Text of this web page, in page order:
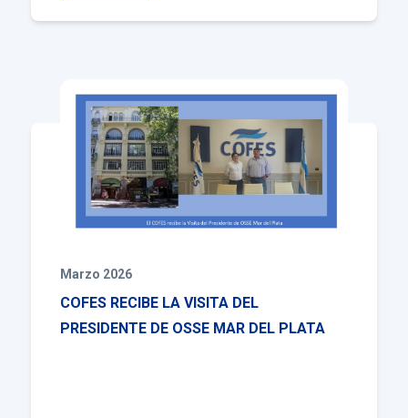
Marzo 2026
COFES RECIBE LA VISITA DEL
PRESIDENTE DE OSSE MAR DEL PLATA